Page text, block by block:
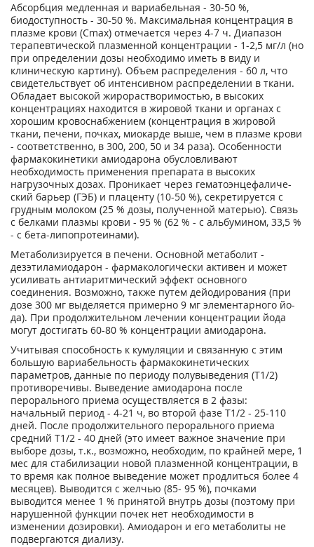
Абсорбция медленная и вариабельная - 30-50 %,
биодоступность - 30-50 %. Максимальная концентрация в
плазме крови (Сmах) отмечается через 4-7 ч. Диапазон
терапевтической плазменной концентрации - 1-2,5 мг/л (но
при определении дозы необходимо иметь в виду и
клиническую картину). Объем распределения - 60 л, что
свидетельствует об интенсивном распределении в ткани.
Обладает высокой жирорастворимостью, в высоких
концентрациях находится в жировой ткани и органах с
хорошим кровоснабжением (концентрация в жиро­вой
ткани, печени, почках, миокарде выше, чем в плазме крови
- соответственно, в 300, 200, 50 и 34 раза). Особенности
фармакокинетики амиодарона обусловливают
необходимость применения препарата в высоких
нагрузочных дозах. Проникает через гематоэнцефаличе­
ский барьер (ГЭБ) и плаценту (10-50 %), секретируется с
грудным молоком (25 % дозы, по­лученной матерью). Связь
с белками плазмы крови - 95 % (62 % - с альбумином, 33,5 %
- с бета-липопротеинами).
Метаболизируется в печени. Основной метаболит -
дезэтиламиодарон - фармакологически активен и может
усиливать антиаритмический эффект основного
соединения. Возможно, также путем дейодирования (при
дозе 300 мг выделяется примерно 9 мг элементарного йо­
да). При продолжительном лечении концентрации йода
могут достигать 60-80 % концен­трации амиодарона.
Учитывая способность к кумуляции и связанную с этим
большую вариабельность фармако­кинетических
параметров, данные по периоду полувыведения (Т1/2)
противоречивы. Выве­дение амиодарона после
перорального приема осуществляется в 2 фазы:
начальный пери­од - 4-21 ч, во второй фазе Т1/2 - 25-110
дней. После продолжительного перорального прие­ма
средний Т1/2 - 40 дней (это имеет важное значение при
выборе дозы, т.к., возможно, не­обходим, по крайней мере, 1
мес для стабилизации новой плазменной концентрации, в
то время как полное выведение может продлиться более 4
месяцев). Выводится с желчью (85- 95 %), почками
выводится менее 1 % принятой внутрь дозы (поэтому при
нарушенной функции почек нет необходимости в
изменении дозировки). Амиодарон и его метаболиты не
подвергаются диализу.